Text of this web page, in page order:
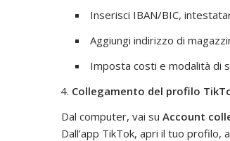
Inserisci IBAN/BIC,
Aggiungi indirizzo di
Imposta costi e modalità di
Collegamento del profilo
Dal computer, vai su Account
Dall’app TikTok, apri il tuo profilo,